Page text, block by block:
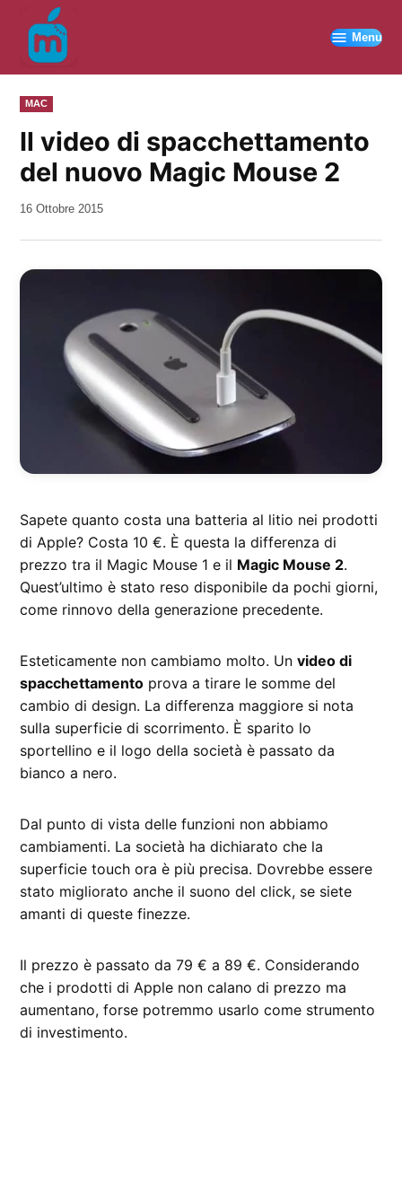
contenuto
Menu
PUBBLICATO
IN
MAC
Il video di spacchettamento
del nuovo Magic Mouse 2
da
16 Ottobre 2015
Sapete quanto costa una batteria al litio nei prodotti
di Apple? Costa 10 €. È questa la differenza di
prezzo tra il Magic Mouse 1 e il Magic Mouse 2.
Quest’ultimo è stato reso disponibile da pochi giorni,
come rinnovo della generazione precedente.
Esteticamente non cambiamo molto. Unvideo di
spacchettamento prova a tirare le somme del
cambio di design. La differenza maggiore si nota
sulla superficie di scorrimento. È sparito lo
sportellino e il logo della società è passato da
bianco a nero.
Dal punto di vista delle funzioni non abbiamo
cambiamenti. La società ha dichiarato che la
superficie touch ora è più precisa. Dovrebbe essere
stato migliorato anche il suono del click, se siete
amanti di queste finezze.
Il prezzo è passato da 79 € a 89 €. Considerando
che i prodotti di Apple non calano di prezzo ma
aumentano, forse potremmo usarlo come strumento
di investimento.